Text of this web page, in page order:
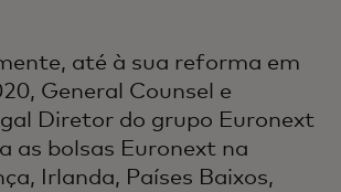
até à sua reforma em
General Counsel e
Diretor do grupo Euronext
as bolsas Euronext na
Irlanda, Países Baixos,